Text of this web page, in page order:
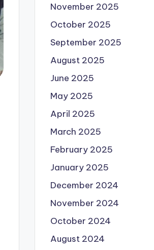
November 2025
October 2025
September 2025
August 2025
June 2025
May 2025
April 2025
March 2025
February 2025
January 2025
December 2024
November 2024
October 2024
August 2024